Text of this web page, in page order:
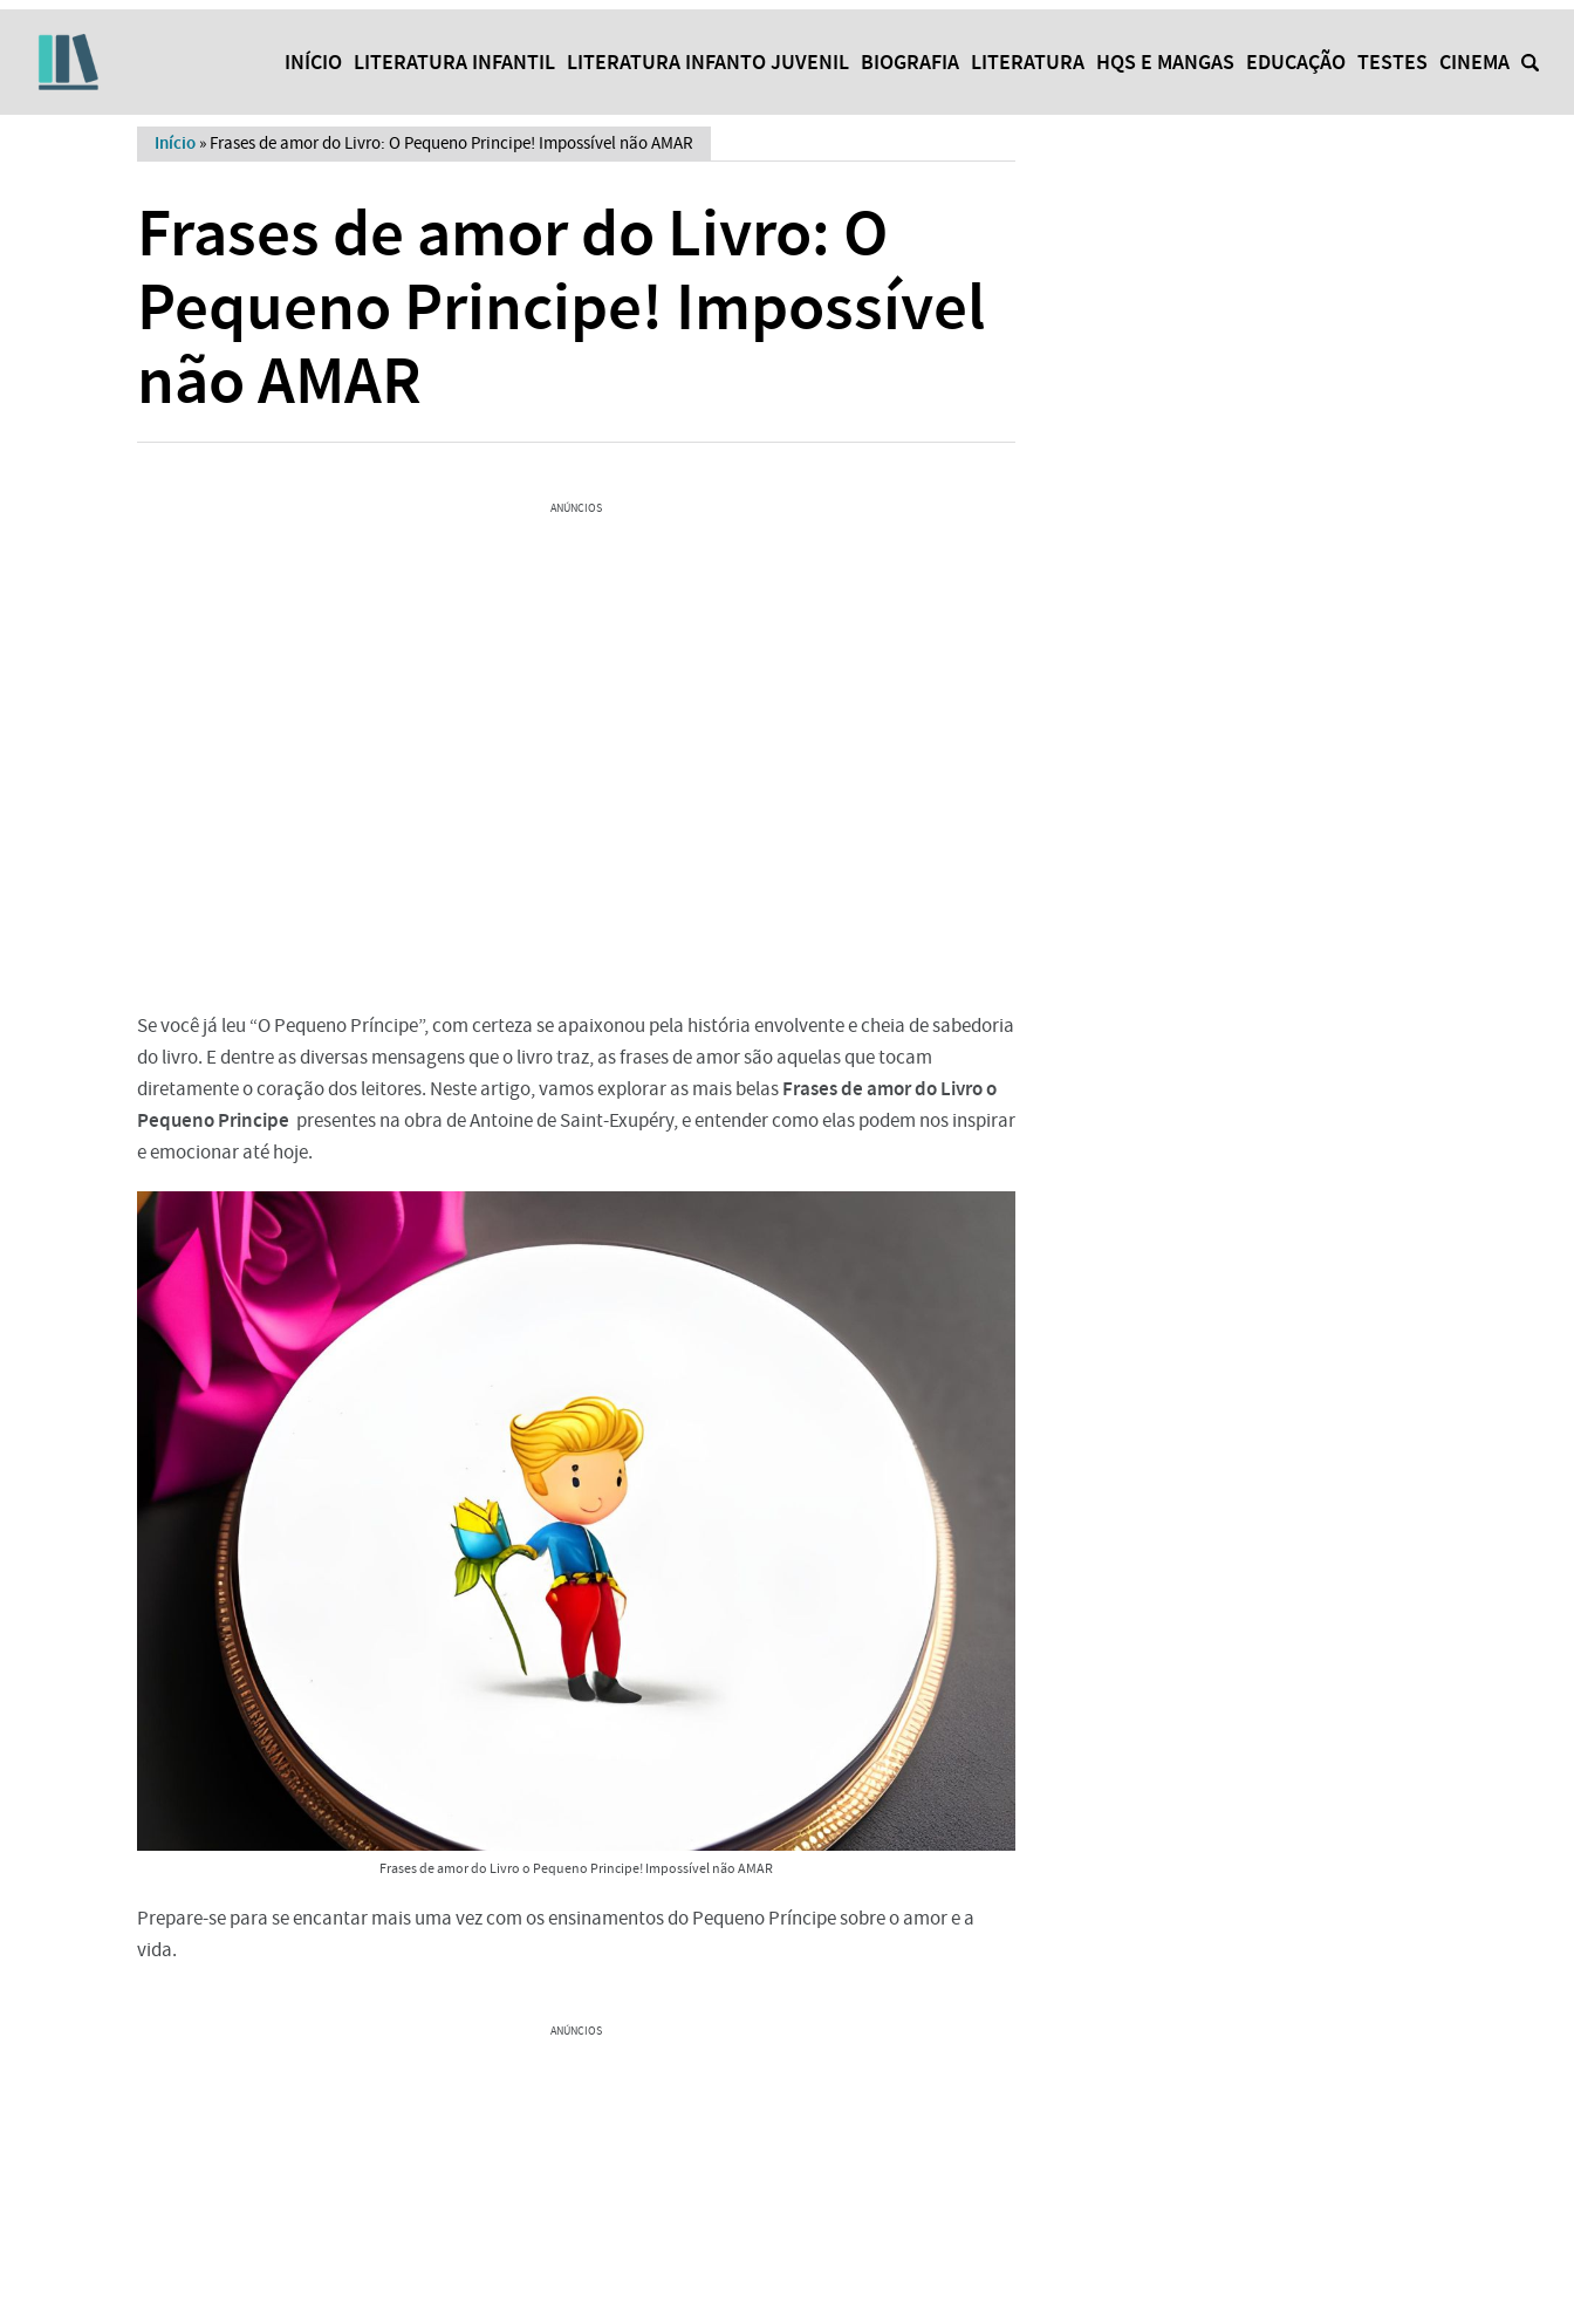
INÍCIO LITERATURA INFANTIL LITERATURA INFANTO JUVENIL BIOGRAFIA LITERATURA HQS E MANGAS EDUCAÇÃO TESTES CINEMA
Início » Frases de amor do Livro: O Pequeno Principe! Impossível não AMAR
Frases de amor do Livro: O
Pequeno Principe! Impossível
não AMAR
ANÚNCIOS
Se você já leu “O Pequeno Príncipe”, com certeza se apaixonou pela história envolvente e cheia de sabedoria
do livro. E dentre as diversas mensagens que o livro traz, as frases de amor são aquelas que tocam
diretamente o coração dos leitores. Neste artigo, vamos explorar as mais belasFrases de amor do Livro o
Pequeno Principe presentes na obra de Antoine de Saint-Exupéry, e entender como elas podem nos inspirar
e emocionar até hoje.
Frases de amor do Livro o Pequeno Principe! Impossível não AMAR
Prepare-se para se encantar mais uma vez com os ensinamentos do Pequeno Príncipe sobre o amor e a
vida.
ANÚNCIOS